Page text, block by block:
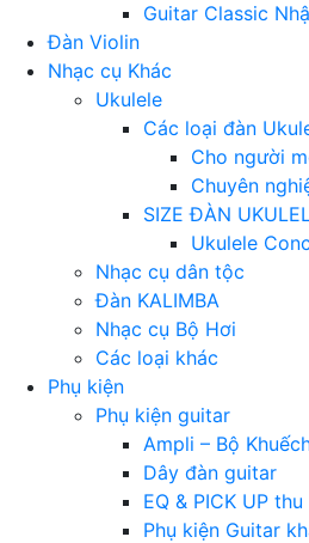
Guitar Classic
Đàn Violin
Nhạc cụ Khác
Ukulele
Các loại đàn
Cho người
Chuyên
SIZE ĐÀN
Ukulele
Nhạc cụ dân tộc
Đàn KALIMBA
Nhạc cụ Bộ Hơi
Các loại khác
Phụ kiện
Phụ kiện guitar
Ampli – Bộ
Dây đàn guitar
EQ & PICK UP thu
Phụ kiện Guitar